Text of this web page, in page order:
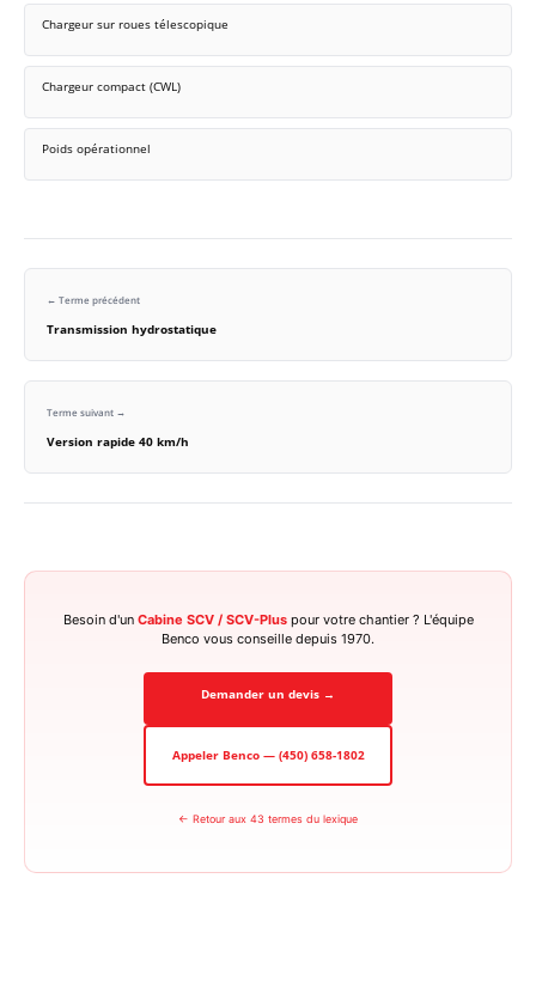
Chargeur sur roues télescopique
Chargeur compact (CWL)
Poids opérationnel
← Terme précédent
Transmission hydrostatique
Terme suivant →
Version rapide 40 km/h
Besoin d'un Cabine SCV / SCV-Pluspour votre chantier ? L'équipe
Benco vous conseille depuis 1970.
Demander un devis →
Appeler Benco — (450) 658-1802
← Retour aux 43 termes du lexique